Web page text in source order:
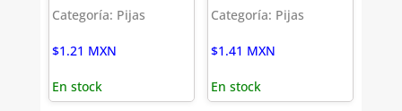
Categoría: Pijas
$1.21 MXN
En stock
Categoría: Pijas
$1.41 MXN
En stock